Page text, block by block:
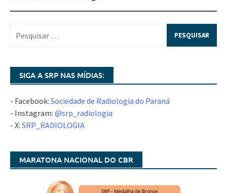
SIGA A SRP NAS MÍDIAS:
- Facebook: Sociedade de Radiologia do Paraná
- Instagram: @srp_radiologia
- X: SRP_RADIOLOGIA
MARATONA NACIONAL DO CBR